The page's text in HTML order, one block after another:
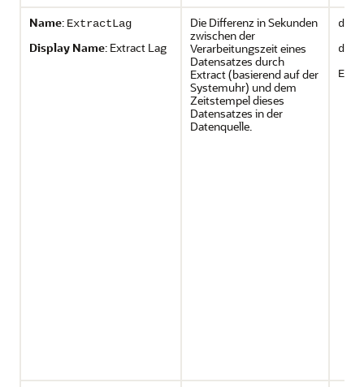
Name: ExtractLag
Display Name: Extract Lag
Die Differenz in Sekunden
zwischen der
Verarbeitungszeit eines
Datensatzes durch
Extract (basierend auf der
Systemuhr) und dem
Zeitstempel dieses
Datensatzes in der
Datenquelle.